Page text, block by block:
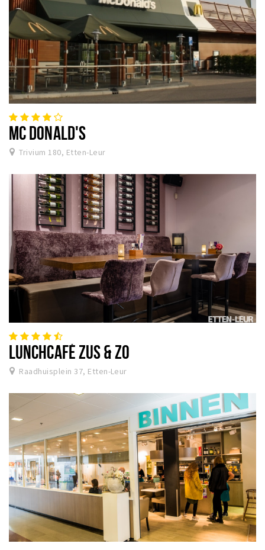
MC DONALD'S
Trivium 180, Etten-Leur
LUNCHCAFÉ ZUS & ZO
Raadhuisplein 37, Etten-Leur